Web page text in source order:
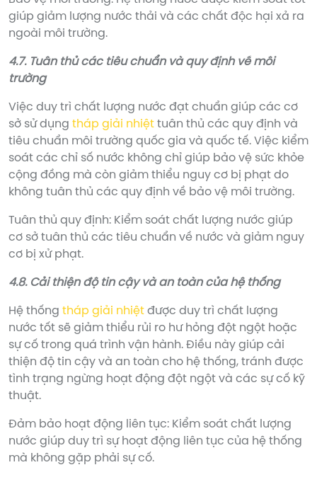
giúp giảm lượng nước thải và các chất độc hại xả ra
ngoài môi trường.
4.7. Tuân thủ các tiêu chuẩn và quy định về môi
trường
Việc duy trì chất lượng nước đạt chuẩn giúp các cơ
sở sử dụng tháp giải nhiệt tuân thủ các quy định và
tiêu chuẩn môi trường quốc gia và quốc tế. Việc kiểm
soát các chỉ số nước không chỉ giúp bảo vệ sức khỏe
cộng đồng mà còn giảm thiểu nguy cơ bị phạt do
không tuân thủ các quy định về bảo vệ môi trường.
Tuân thủ quy định: Kiểm soát chất lượng nước giúp
cơ sở tuân thủ các tiêu chuẩn về nước và giảm nguy
cơ bị xử phạt.
4.8. Cải thiện độ tin cậy và an toàn của hệ thống
Hệ thống tháp giải nhiệt được duy trì chất lượng
nước tốt sẽ giảm thiểu rủi ro hư hỏng đột ngột hoặc
sự cố trong quá trình vận hành. Điều này giúp cải
thiện độ tin cậy và an toàn cho hệ thống, tránh được
tình trạng ngừng hoạt động đột ngột và các sự cố kỹ
thuật.
Đảm bảo hoạt động liên tục: Kiểm soát chất lượng
nước giúp duy trì sự hoạt động liên tục của hệ thống
mà không gặp phải sự cố.